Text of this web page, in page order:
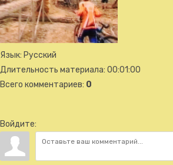
Язык: Русский
Длительность материала: 00:01:00
Всего комментариев: 0
Войдите: